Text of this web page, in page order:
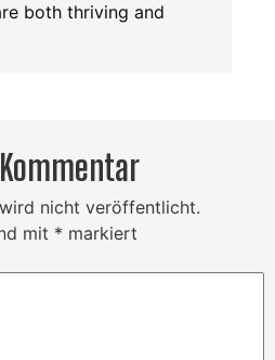
both thriving and
nicht veröffentlicht.
mit * markiert